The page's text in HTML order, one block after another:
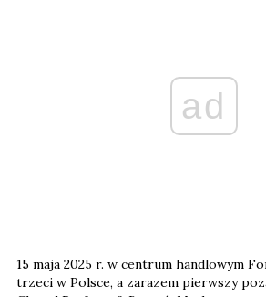
ad
15 maja 2025 r. w centrum handlowym
trzeci w Polsce, a zarazem pierwszy